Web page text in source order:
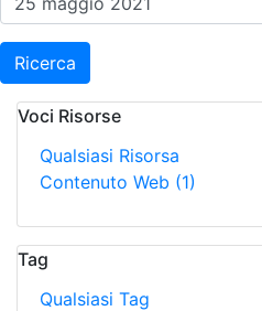
Ricerca
Voci Risorse
Qualsiasi Risorsa
Contenuto Web (1)
Tag
Qualsiasi Tag